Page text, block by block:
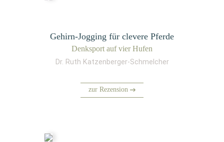
Gehirn-Jogging für clevere Pferde
Denk­sport auf vier Hufen
Dr. Ruth Katzenberger-Schmelcher
zur Rezension